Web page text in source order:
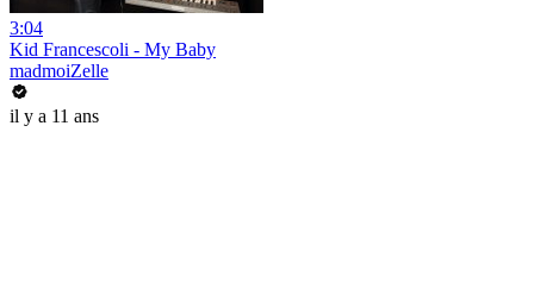
3:04
Kid Francescoli - My Baby
madmoiZelle
il y a 11 ans